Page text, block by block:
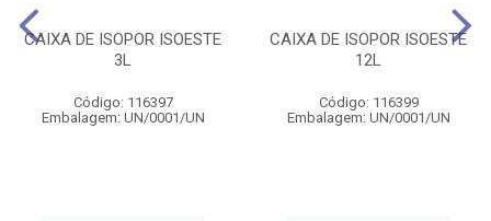
CAIXA DE ISOPOR ISOESTE
3L
Código: 116397
Embalagem: UN/0001/UN
CAIXA DE ISOPOR ISOESTE
12L
Código: 116399
Embalagem: UN/0001/UN